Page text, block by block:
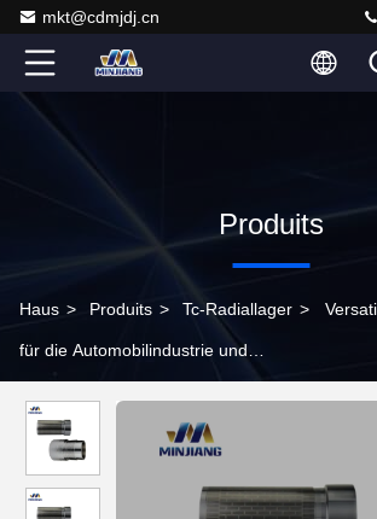
mkt@cdmjdj.cn
Produits
Haus > Produits > Tc-Radiallager >
für die Automobilindustrie und